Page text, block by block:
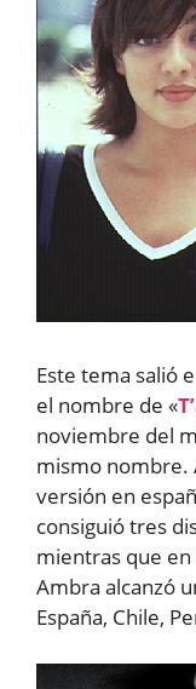
Este tema salió
el nombre de «
noviembre del
mismo nombre.
versión en
consiguió tres
mientras que en
Ambra alcanzó
España, Chile,